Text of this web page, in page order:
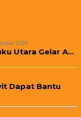
2025
Utara Gelar A…
Dapat Bantu